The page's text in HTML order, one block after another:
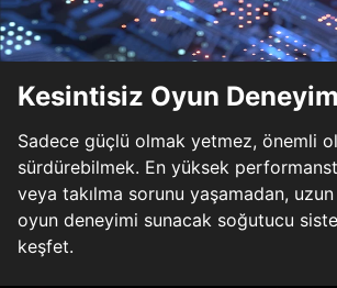
Kesintisiz Oyun
Sadece güçlü olmak yetmez, önemli
sürdürebilmek. En yüksek
veya takılma sorunu yaşamadan, uzun
oyun deneyimi sunacak soğutucu
keşfet.